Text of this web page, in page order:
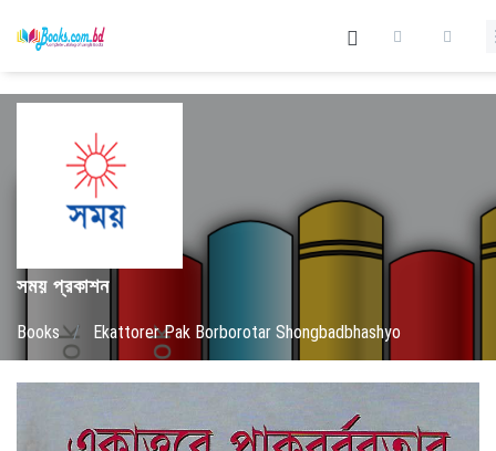
সময় প্রকাশন
Books / Ekattorer Pak Borborotar Shongbadbhashyo